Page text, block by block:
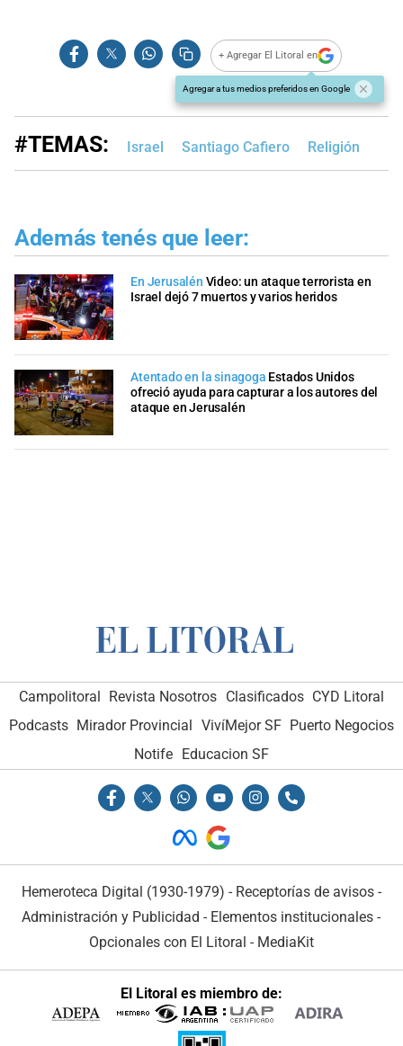
+ Agregar El Litoral en
Agregar a tus medios preferidos en Google
#TEMAS: Israel Santiago Cafiero Religión
Además tenés que leer:
En Jerusalén Video: un ataque terrorista en
Israel dejó 7 muertos y varios heridos
Atentado en la sinagoga Estados Unidos
ofreció ayuda para capturar a los autores del
ataque en Jerusalén
Campolitoral Revista Nosotros Clasificados CYD Litoral
Podcasts Mirador Provincial VivíMejor SF Puerto Negocios
Notife Educacion SF
Hemeroteca Digital (1930-1979) - Receptorías de avisos -
Administración y Publicidad - Elementos institucionales -
Opcionales con El Litoral - MediaKit
El Litoral es miembro de: